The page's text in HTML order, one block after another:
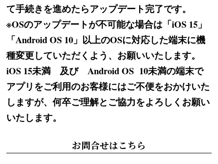
て手続きを進めたらアップデート完了です。
※OSのアップデートが不可能な場合は「iOS 15」
「Android OS 10」以上のOSに対応した端末に機
種変更していただくよう、お願いいたします。
iOS 15未満 及び Android OS 10未満の端末で
アプリをご利用のお客様にはご不便をおかけいた
しますが、何卒ご理解とご協力をよろしくお願い
いたします。
お問合せはこちら